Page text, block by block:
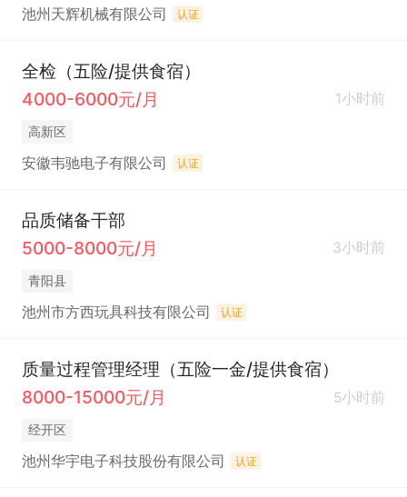
池州天辉机械有限公司 认证
全检（五险/提供食宿）
4000-6000元/月
1小时前
高新区
安徽韦驰电子有限公司 认证
品质储备干部
5000-8000元/月
3小时前
青阳县
池州市方西玩具科技有限公司 认证
质量过程管理经理（五险一金/提供食宿）
8000-15000元/月
5小时前
经开区
池州华宇电子科技股份有限公司 认证